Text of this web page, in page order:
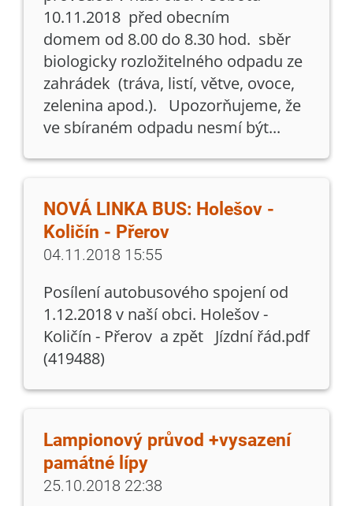
10.11.2018 před obecním
domem od 8.00 do 8.30 hod. sběr
biologicky rozložitelného odpadu ze
zahrádek (tráva, listí, větve, ovoce,
zelenina apod.). Upozorňujeme, že
ve sbíraném odpadu nesmí být...
NOVÁ LINKA BUS: Holešov -
Količín - Přerov
04.11.2018 15:55
Posílení autobusového spojení od
1.12.2018 v naší obci. Holešov -
Količín - Přerov a zpět Jízdní řád.pdf
(419488)
Lampionový průvod +vysazení
památné lípy
25.10.2018 22:38